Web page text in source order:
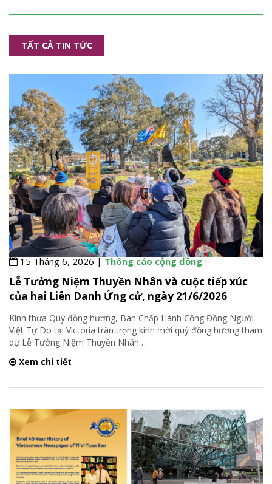
TẤT CẢ TIN TỨC
15 Tháng 6, 2026 |Thông cáo cộng đồng
Lễ Tưởng Niệm Thuyền Nhân và cuộc tiếp xúc
của hai Liên Danh Ứng cử, ngày 21/6/2026
Kính thưa Quý đồng hương, Ban Chấp Hành Cộng Đồng Người
Việt Tự Do tại Victoria trân trọng kính mời quý đồng hương tham
dự Lễ Tưởng Niệm Thuyền Nhân…
Xem chi tiết